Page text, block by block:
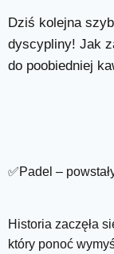
Dziś kolejna
dyscypliny! Jak
do poobiedniej
✅Padel –
Historia zaczęła
który ponoć